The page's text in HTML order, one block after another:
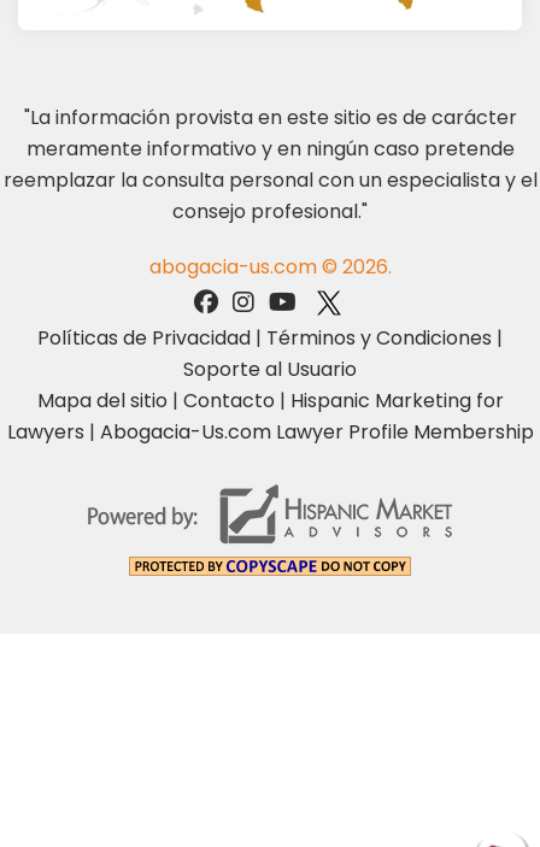
"La información provista en este sitio es de carácter
meramente informativo y en ningún caso pretende
reemplazar la consulta personal con un especialista y el
consejo profesional."
abogacia-us.com © 2026.
Políticas de Privacidad | Términos y Condiciones |
Soporte al Usuario
Mapa del sitio | Contacto | Hispanic Marketing for
Lawyers | Abogacia-Us.com Lawyer Profile Membership